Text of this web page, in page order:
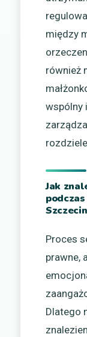
między
również
wspólny
Jak
Proces
prawne,
Dlatego